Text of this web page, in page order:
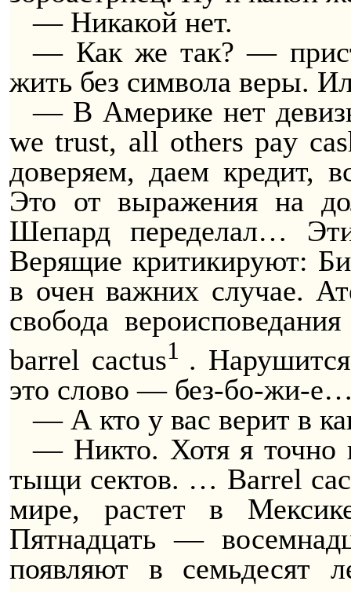
— Никакой нет.
— Как же так? —
жить без символа веры.
— В Америке нет
we trust, all others pay
доверяем, даем кредит,
Это от выражения на
Шепард переделал…
Верящие критикируют:
в очен важних случае.
свобода
barrel cactus1 .
это слово — без-бо-жи-
— А кто у вас верит в
— Никто. Хотя я точно
тыщи сектов. … Barrel
мире, растет в
Пятнадцать —
появляют в семьдесят